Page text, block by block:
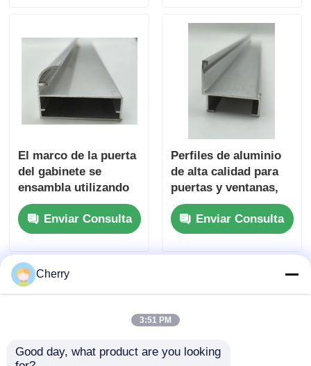
Profile de aluminio pulido
perfiles de aluminio del final de madera
Profiles de extrusión de disipadores de calor de
El marco de la puerta
del gabinete se
ensambla utilizando
aluminio extruido
para el marco de la
puerta del gabinete.
Enviar Consulta
Perfiles de aluminio
de alta calidad para
puertas y ventanas,
perfiles de aluminio
chinos
personalizados,
proveedor de perfiles
Enviar Consulta
Cherry
3:51 PM
Good day, what product are you looking